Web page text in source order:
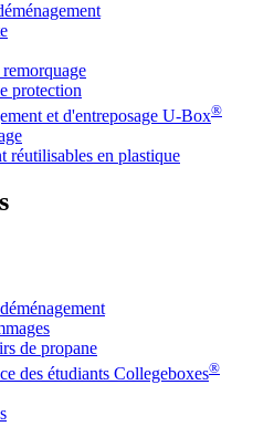
protection
et d'entreposage U-Box®
réutilisables en plastique
de propane
des étudiants Collegeboxes®